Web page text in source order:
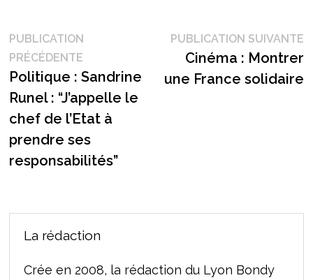
Navigation
de
l’article
PUBLICATION
PRÉCÉDENTEPublication
précédente :
Politique : Sandrine
Runel : “J’appelle le
chef de l’Etat à
prendre ses
responsabilités”
PUBLICATION SUIVANTE
Cinéma : Montrer
une France solidaire
La rédaction
Crée en 2008, la rédaction du Lyon Bondy